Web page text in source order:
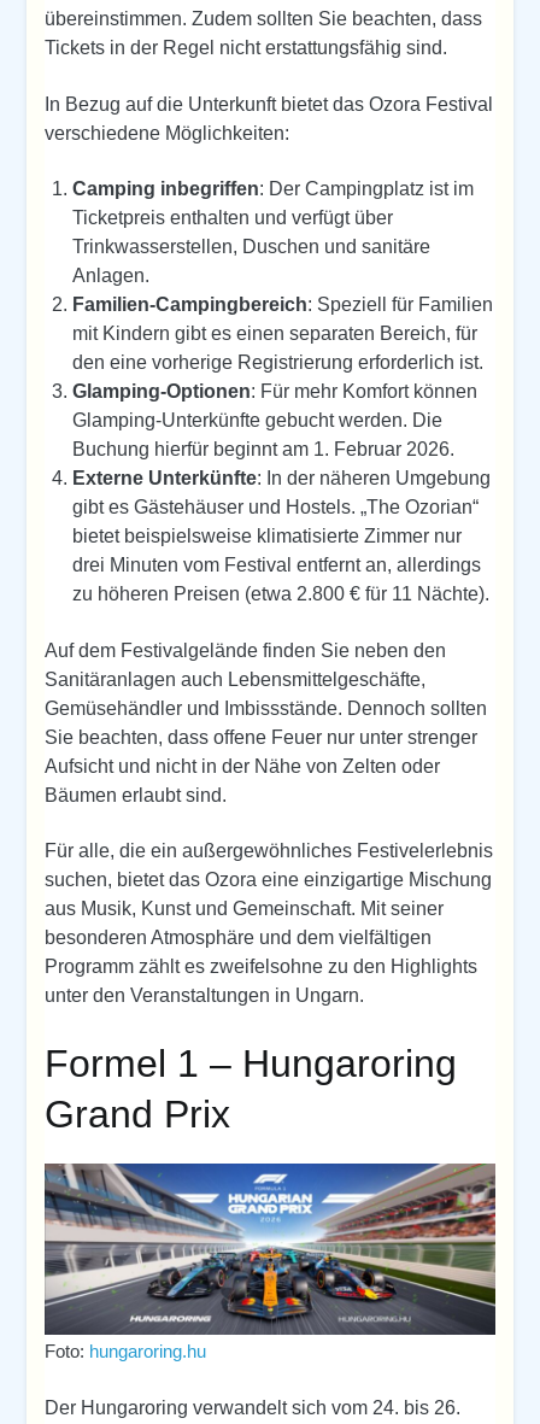
übereinstimmen. Zudem sollten Sie beachten, dass
Tickets in der Regel nicht erstattungsfähig sind.
In Bezug auf die Unterkunft bietet das Ozora Festival
verschiedene Möglichkeiten:
Camping inbegriffen: Der Campingplatz ist im
Ticketpreis enthalten und verfügt über
Trinkwasserstellen, Duschen und sanitäre
Anlagen.
Familien-Campingbereich: Speziell für Familien
mit Kindern gibt es einen separaten Bereich, für
den eine vorherige Registrierung erforderlich ist.
Glamping-Optionen: Für mehr Komfort können
Glamping-Unterkünfte gebucht werden. Die
Buchung hierfür beginnt am 1. Februar 2026.
Externe Unterkünfte: In der näheren Umgebung
gibt es Gästehäuser und Hostels. „The Ozorian“
bietet beispielsweise klimatisierte Zimmer nur
drei Minuten vom Festival entfernt an, allerdings
zu höheren Preisen (etwa 2.800 € für 11 Nächte).
Auf dem Festivalgelände finden Sie neben den
Sanitäranlagen auch Lebensmittelgeschäfte,
Gemüsehändler und Imbissstände. Dennoch sollten
Sie beachten, dass offene Feuer nur unter strenger
Aufsicht und nicht in der Nähe von Zelten oder
Bäumen erlaubt sind.
Für alle, die ein außergewöhnliches Festivelerlebnis
suchen, bietet das Ozora eine einzigartige Mischung
aus Musik, Kunst und Gemeinschaft. Mit seiner
besonderen Atmosphäre und dem vielfältigen
Programm zählt es zweifelsohne zu den Highlights
unter den Veranstaltungen in Ungarn.
Formel 1 – Hungaroring
Grand Prix
Foto: hungaroring.hu
Der Hungaroring verwandelt sich vom 24. bis 26.